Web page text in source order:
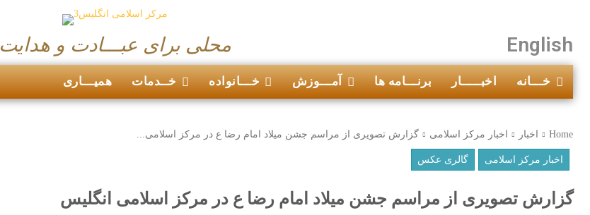
محلی برای عبـــادت و هدایت English
همیـــاری خــدمات خـــانواده آمـــوزش برنـــامه ها اخبـــــار خـــانه
Home اخبار اخبار مرکز اسلامی گزارش تصویری از مراسم جشن میلاد امام رضا ع در مرکز اسلامی...
اخبار مرکز اسلامی گالری عکس
گزارش تصویری از مراسم جشن میلاد امام رضا ع در مرکز اسلامی انگلیس